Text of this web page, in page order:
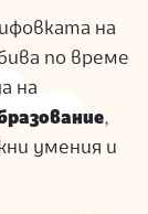
на
по време
на
,
умения и